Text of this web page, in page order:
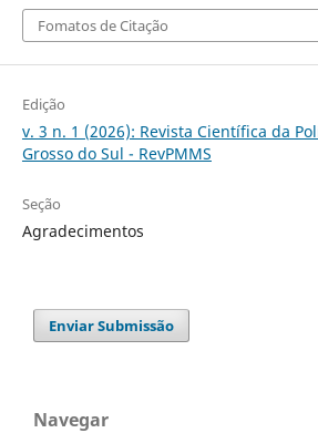
Fomatos de Citação
Edição
v. 3 n. 1 (2026): Revista Científica da
Grosso do Sul - RevPMMS
Seção
Agradecimentos
Enviar Submissão
Navegar